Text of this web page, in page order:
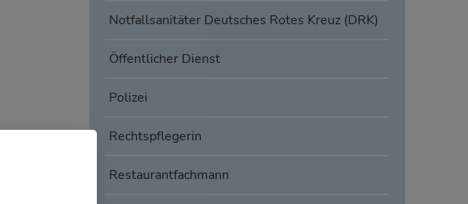
Notfallsanitäter Deutsches Rotes Kreuz (DRK)
Öffentlicher Dienst
Polizei
Rechtspflegerin
Restaurantfachmann